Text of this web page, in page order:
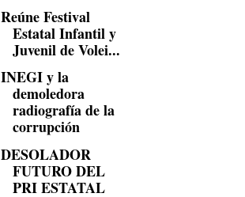
Reúne Festival
Estatal Infantil y
Juvenil de Volei...
INEGI y la
demoledora
radiografía de la
corrupción
DESOLADOR
FUTURO DEL
PRI ESTATAL